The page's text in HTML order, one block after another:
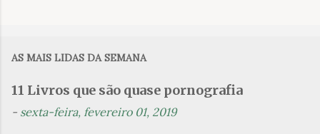
n
t
AS MAIS LIDAS DA SEMANA
11 Livros que são quase pornografia
- sexta-feira, fevereiro 01, 2019